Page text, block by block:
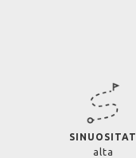
SINUOSITAT
alta